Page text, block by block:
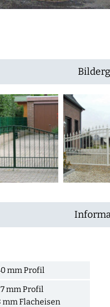
mm Profil
mm Profil
mm Flacheisen